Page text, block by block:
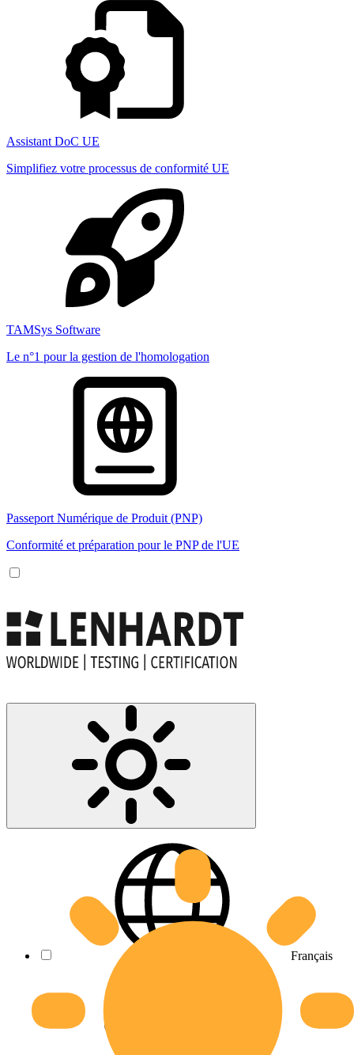
Assistant DoC UE
Simplifiez votre processus de conformité UE
TAMSys Software
Le n°1 pour la gestion de l'homologation
Passeport Numérique de Produit (PNP)
Conformité et préparation pour le PNP de l'UE
Français